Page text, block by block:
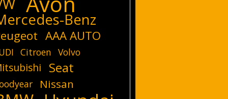
Benz
AAA AUTO
Citroen Volvo
Seat
Nissan